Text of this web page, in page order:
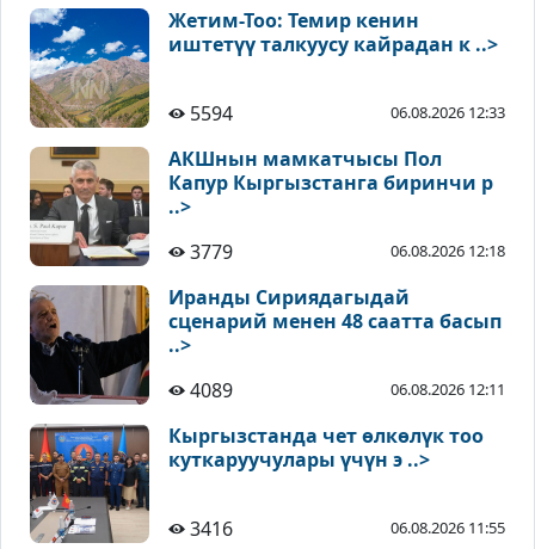
Жетим-Тоо: Темир кенин
иштетүү талкуусу кайрадан к ..>
5594 06.08.2026 12:33
АКШнын мамкатчысы Пол
Капур Кыргызстанга биринчи р
..>
3779
06.08.2026 12:18
Иранды Сириядагыдай
сценарий менен 48 саатта басып
..>
4089
06.08.2026 12:11
Кыргызстанда чет өлкөлүк тоо
куткаруучулары үчүн э ..>
3416 06.08.2026 11:55